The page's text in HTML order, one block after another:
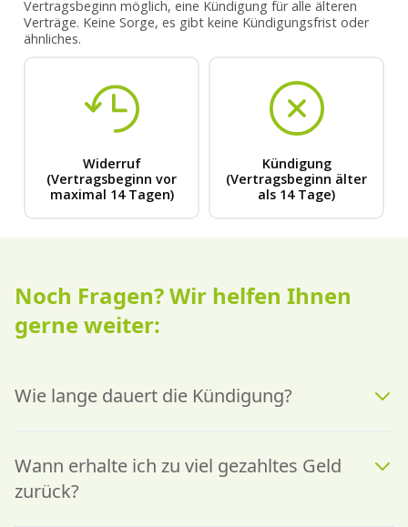
Noch Fragen? Wir helfen Ihnen
gerne weiter:
Wie lange dauert die Kündigung?
Wann erhalte ich zu viel gezahltes Geld
zurück?